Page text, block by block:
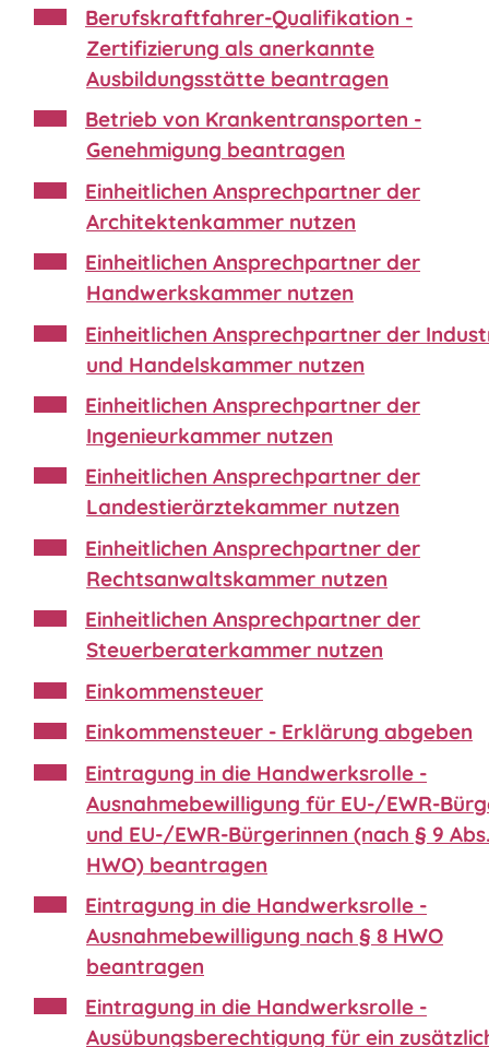
Berufskraftfahrer-Qualifikation -
Zertifizierung als anerkannte
Ausbildungsstätte beantragen
Betrieb von Krankentransporten -
Genehmigung beantragen
Einheitlichen Ansprechpartner der
Architektenkammer nutzen
Einheitlichen Ansprechpartner der
Handwerkskammer nutzen
Einheitlichen Ansprechpartner der
und Handelskammer nutzen
Einheitlichen Ansprechpartner der
Ingenieurkammer nutzen
Einheitlichen Ansprechpartner der
Landestierärztekammer nutzen
Einheitlichen Ansprechpartner der
Rechtsanwaltskammer nutzen
Einheitlichen Ansprechpartner der
Steuerberaterkammer nutzen
Einkommensteuer
Einkommensteuer - Erklärung abgeben
Eintragung in die Handwerksrolle -
Ausnahmebewilligung für EU-/EWR-
und EU-/EWR-Bürgerinnen (nach § 9
HWO) beantragen
Eintragung in die Handwerksrolle -
Ausnahmebewilligung nach § 8 HWO
beantragen
Eintragung in die Handwerksrolle -
Ausübungsberechtigung für ein